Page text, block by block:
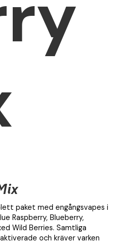
paket med engångsvapes i
Raspberry, Blueberry,
Wild Berries. Samtliga
och kräver varken